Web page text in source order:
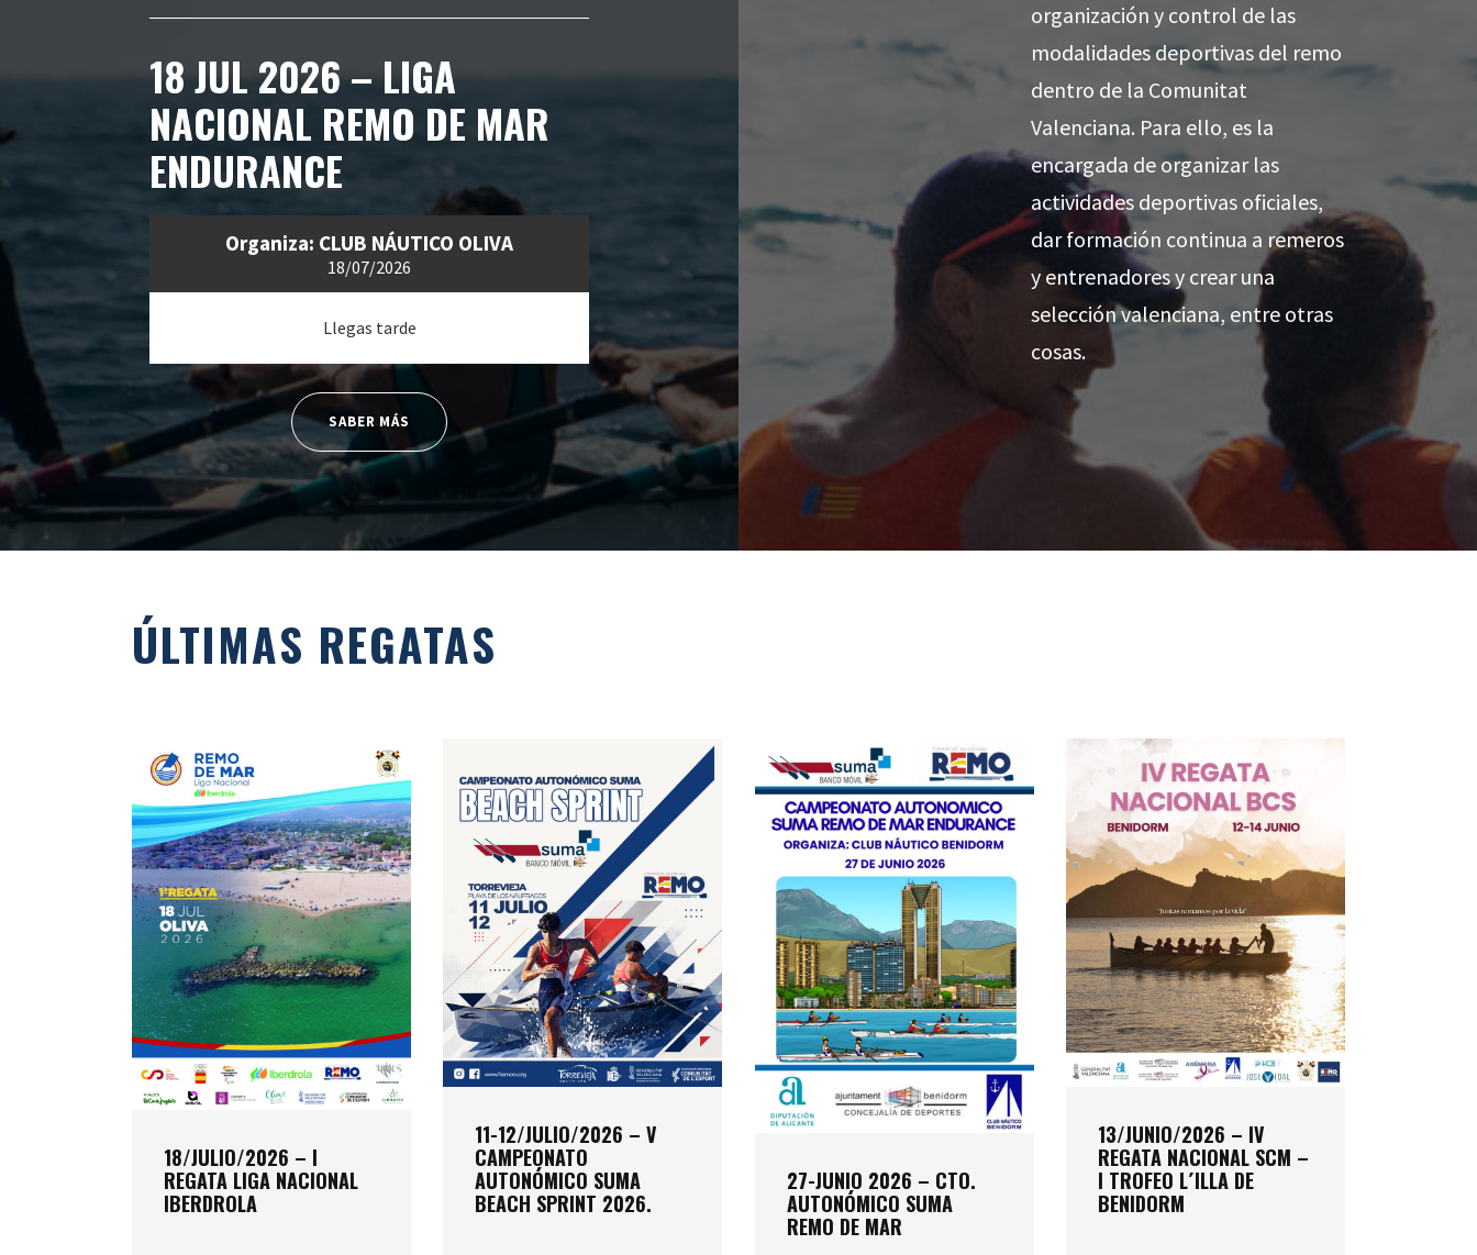
18 JUL 2026 – LIGA
NACIONAL REMO DE MAR
ENDURANCE
Organiza: CLUB NÁUTICO OLIVA
18/07/2026
Llegas tarde
SABER MÁS
organización y control de las
modalidades deportivas del remo
dentro de la Comunitat
Valenciana. Para ello, es la
encargada de organizar las
actividades deportivas oficiales,
dar formación continua a remeros
y entrenadores y crear una
selección valenciana, entre otras
cosas.
ÚLTIMAS REGATAS
18/JULIO/2026 – I
REGATA LIGA NACIONAL
IBERDROLA
18/JULIO/2026 – I
REGATA LIGA NACIONAL
IBERDROLA
11-12/JULIO/2026 – V
CAMPEONATO
AUTONÓMICO SUMA
BEACH SPRINT 2026.
11-12/JULIO/2026 – V
CAMPEONATO
AUTONÓMICO SUMA
BEACH SPRINT 2026.
27-JUNIO 2026 – CTO.
AUTONÓMICO SUMA
REMO DE MAR
27-JUNIO 2026 – CTO.
AUTONÓMICO SUMA
REMO DE MAR
13/JUNIO/2026 – IV
REGATA NACIONAL SCM
– I TROFEO L´ILLA DE
BENIDORM
13/JUNIO/2026 – IV
REGATA NACIONAL SCM –
I TROFEO L´ILLA DE
BENIDORM